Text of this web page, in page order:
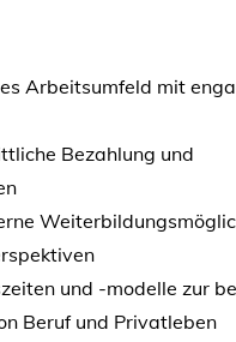
Arbeitsumfeld mit
Bezahlung und
und -modelle zur
Beruf und Privatleben